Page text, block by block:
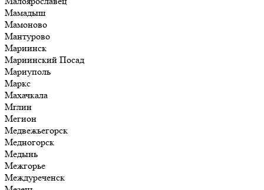
Мамадыш
Мамоново
Мантурово
Мариинск
Мариинский Посад
Мариуполь
Маркс
Махачкала
Мглин
Мегион
Медвежьегорск
Медногорск
Медынь
Межгорье
Междуреченск